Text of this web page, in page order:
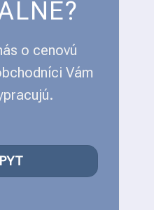
o cenovú
Vám